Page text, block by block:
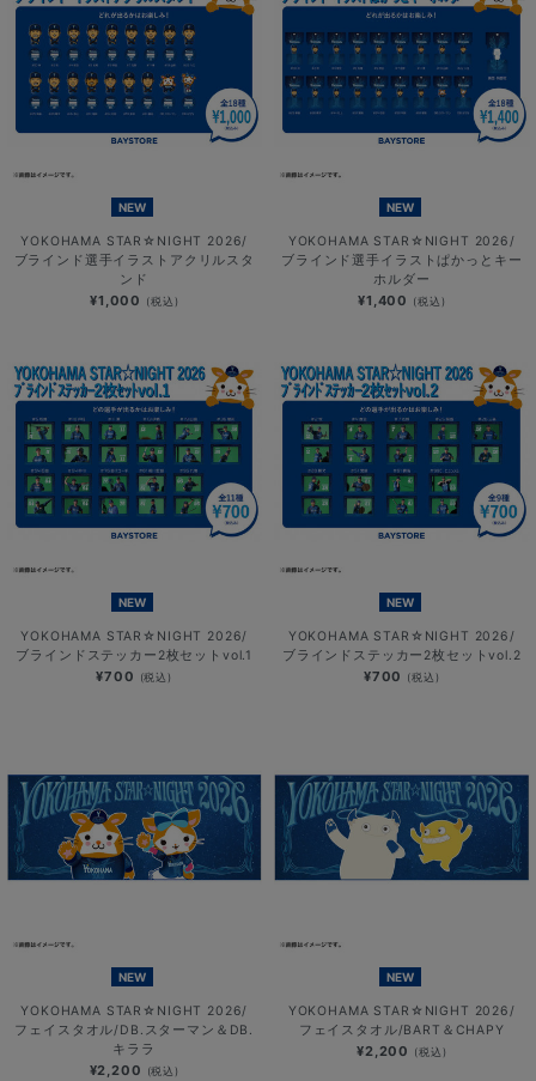
NEW
YOKOHAMA STAR☆NIGHT 2026/
ブラインド選手イラストアクリルスタ
ンド
¥1,000 (税込)
NEW
YOKOHAMA STAR☆NIGHT 2026/
ブラインド選手イラストぱかっとキー
ホルダー
¥1,400 (税込)
NEW
YOKOHAMA STAR☆NIGHT 2026/
ブラインドステッカー2枚セットvol.1
¥700 (税込)
NEW
YOKOHAMA STAR☆NIGHT 2026/
ブラインドステッカー2枚セットvol.2
¥700 (税込)
NEW
YOKOHAMA STAR☆NIGHT 2026/
フェイスタオル/DB.スターマン＆DB.
キララ
¥2,200 (税込)
NEW
YOKOHAMA STAR☆NIGHT 2026/
フェイスタオル/BART＆CHAPY
¥2,200 (税込)